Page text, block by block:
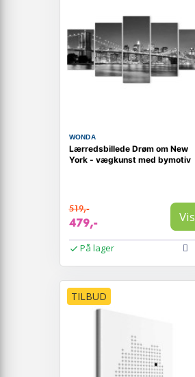
WONDA
Lærredsbillede Drøm om New
York - vægkunst med bymotiv
519,-
479,- Vis
På lager
TILBUD